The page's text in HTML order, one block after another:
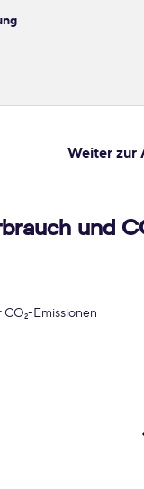
Weiter zur
und
CO2-Emissionen